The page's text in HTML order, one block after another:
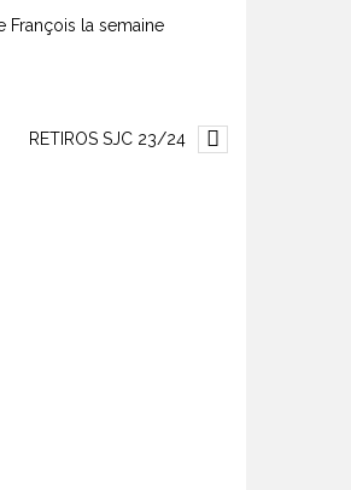
François la semaine
RETIROS SJC 23/24